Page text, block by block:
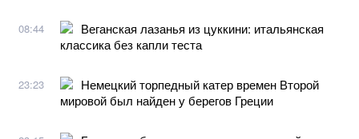
08:44
Веганская лазанья из цуккини: итальянская
классика без капли теста
23:23
Немецкий торпедный катер времен Второй
мировой был найден у берегов Греции